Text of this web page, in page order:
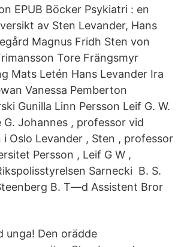
EPUB Böcker Psykiatri : en
av Sten Levander, Hans
Magnus Fridh Sten von
Tore Frängsmyr
Mats Letén Hans Levander Ira
Vanessa Pemberton
Gunilla Linn Persson Leif G. W.
G. Johannes , professor vid
i Oslo Levander , Sten , professor
Persson , Leif G W ,
Sarnecki B. S.
B. T—d Assistent Bror
unga! Den orädde